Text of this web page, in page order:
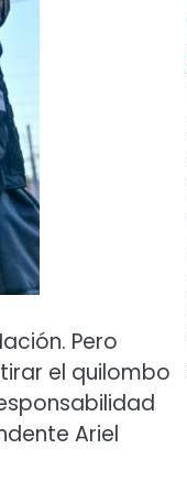
Pero
el quilombo
Ariel